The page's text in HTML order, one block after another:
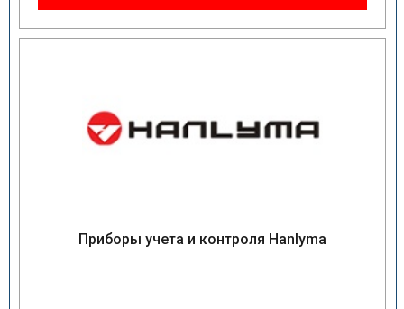
Приборы учета и контроля Hanlyma